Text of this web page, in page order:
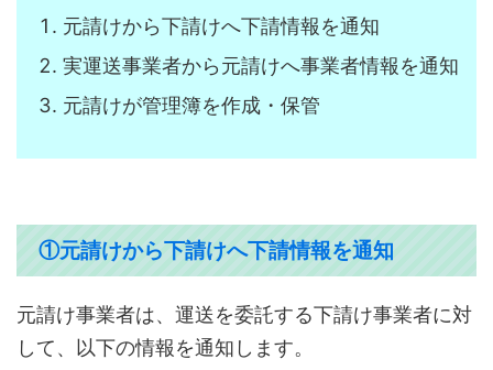
元請けから下請けへ下請情報を通知
実運送事業者から元請けへ事業者情報を通知
元請けが管理簿を作成・保管
①元請けから下請けへ下請情報を通知
元請け事業者は、運送を委託する下請け事業者に対
して、以下の情報を通知します。